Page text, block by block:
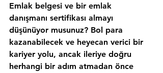
Emlak belgesi ve bir emlak
danışmanı sertifikası almayı
düşünüyor musunuz? Bol para
kazanabilecek ve heyecan verici bir
kariyer yolu, ancak ileriye doğru
herhangi bir adım atmadan önce